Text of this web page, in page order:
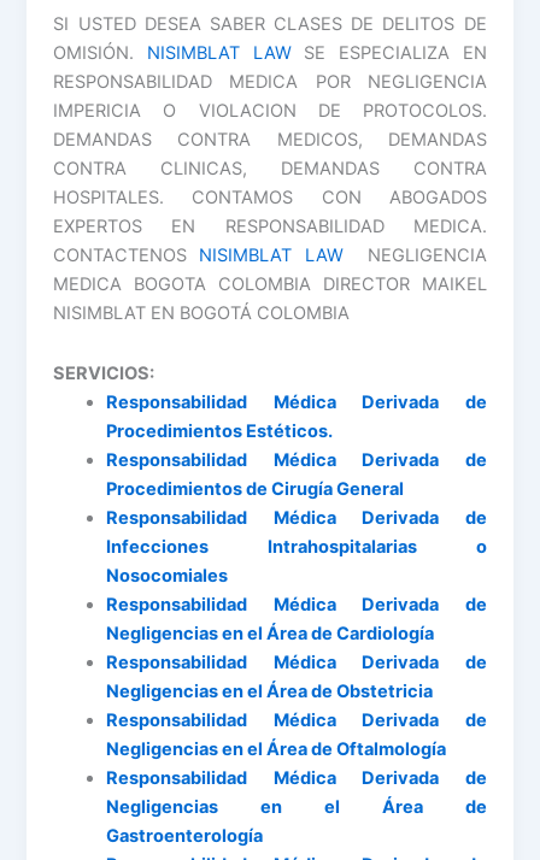
SI USTED DESEA SABER CLASES DE DELITOS DE
OMISIÓN. NISIMBLAT LAWSE ESPECIALIZA EN
RESPONSABILIDAD MEDICA POR NEGLIGENCIA
IMPERICIA O VIOLACION DE PROTOCOLOS.
DEMANDAS CONTRA MEDICOS, DEMANDAS
CONTRA CLINICAS, DEMANDAS CONTRA
HOSPITALES. CONTAMOS CON ABOGADOS
EXPERTOS EN RESPONSABILIDAD MEDICA.
CONTACTENOS NISIMBLAT LAWNEGLIGENCIA
MEDICA BOGOTA COLOMBIA DIRECTOR MAIKEL
NISIMBLAT EN BOGOTÁ COLOMBIA
SERVICIOS:
Responsabilidad Médica Derivada de
Procedimientos Estéticos.
Responsabilidad Médica Derivada de
Procedimientos de Cirugía General
Responsabilidad Médica Derivada de
Infecciones Intrahospitalarias o
Nosocomiales
Responsabilidad Médica Derivada de
Negligencias en el Área de Cardiología
Responsabilidad Médica Derivada de
Negligencias en el Área de Obstetricia
Responsabilidad Médica Derivada de
Negligencias en el Área de Oftalmología
Responsabilidad Médica Derivada de
Negligencias en el Área de
Gastroenterología